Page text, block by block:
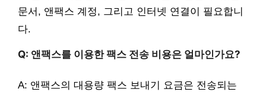
문서, 앤팩스 계정, 그리고 인터넷 연결이 필요합니
다.
Q: 앤팩스를 이용한 팩스 전송 비용은 얼마인가요?
A: 앤팩스의 대용량 팩스 보내기 요금은 전송되는